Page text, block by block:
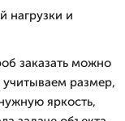
нагрузки и
заказать можно
размер,
яркость,